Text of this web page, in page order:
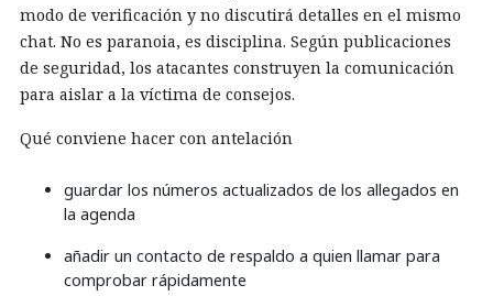
modo de verificación y no discutirá detalles en el mismo
chat. No es paranoia, es disciplina. Según publicaciones
de seguridad, los atacantes construyen la comunicación
para aislar a la víctima de consejos.
Qué conviene hacer con antelación
guardar los números actualizados de los allegados en
la agenda
añadir un contacto de respaldo a quien llamar para
comprobar rápidamente